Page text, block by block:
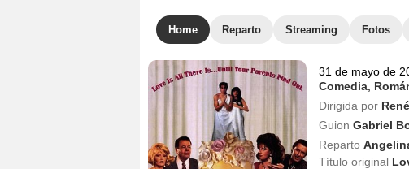
Home Reparto Streaming Fotos
31 de mayo de
Comedia
Dirigida por
Guion Gabriel
Reparto
Título original